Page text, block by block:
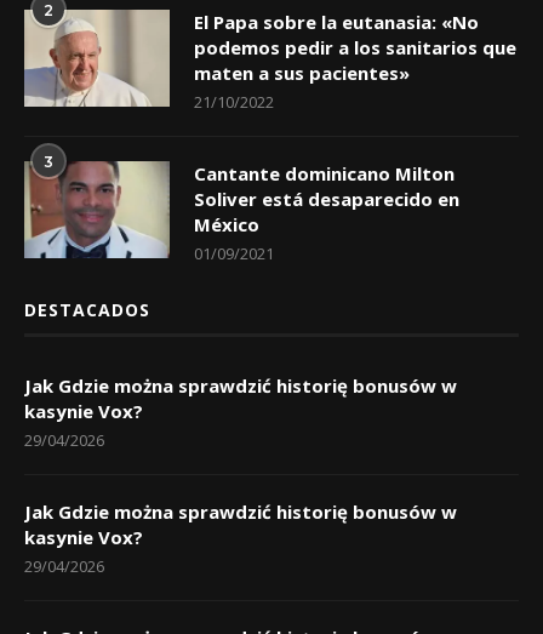
2
El Papa sobre la eutanasia: «No
podemos pedir a los sanitarios que
maten a sus pacientes»
21/10/2022
3
Cantante dominicano Milton
Soliver está desaparecido en
México
01/09/2021
DESTACADOS
Jak Gdzie można sprawdzić historię bonusów w
kasynie Vox?
29/04/2026
Jak Gdzie można sprawdzić historię bonusów w
kasynie Vox?
29/04/2026